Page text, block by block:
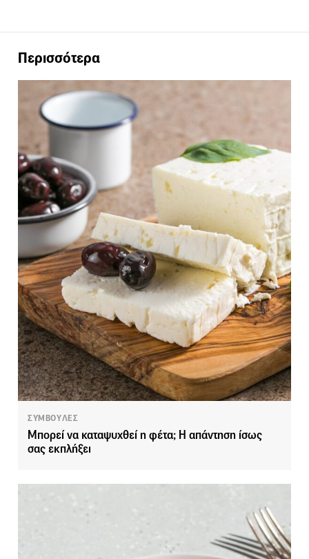
Περισσότερα
ΣΥΜΒΟΥΛΕΣ
Μπορεί να καταψυχθεί η φέτα; Η απάντηση ίσως
σας εκπλήξει